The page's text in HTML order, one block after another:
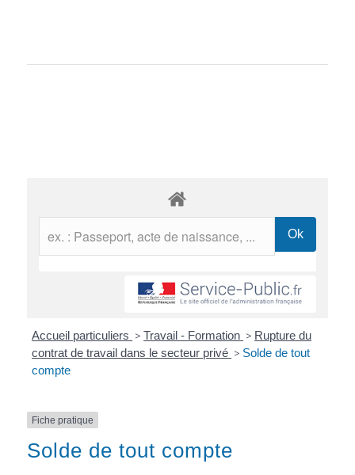
Accueil particuliers > Travail - Formation > Rupture du
contrat de travail dans le secteur privé > Solde de tout
compte
Fiche pratique
Solde de tout compte